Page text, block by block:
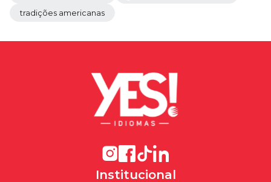
tradições americanas
Institucional